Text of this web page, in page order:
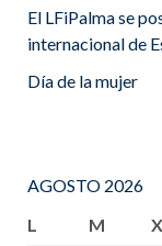
El LFiPalma se
internacional de
Día de la mujer
AGOSTO 2026
L
M X